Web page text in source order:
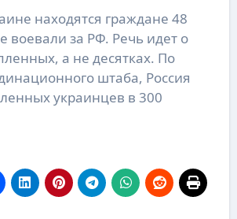
находятся граждане 48
воевали за РФ. Речь идет о
а не десятках. По
штаба, Россия
украинцев в 300